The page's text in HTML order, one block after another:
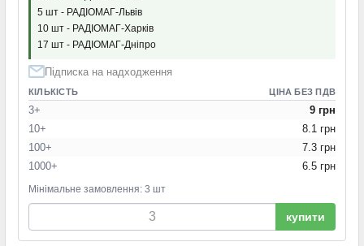
5 шт - РАДІОМАГ-Львів
10 шт - РАДІОМАГ-Харків
17 шт - РАДІОМАГ-Дніпро
Підписка на надходження
КІЛЬКІСТЬ ЦІНА БЕЗ ПДВ
3+
9 грн
10+
8.1 грн
100+
7.3 грн
1000+
6.5 грн
Мінімальне замовлення: 3 шт
купити